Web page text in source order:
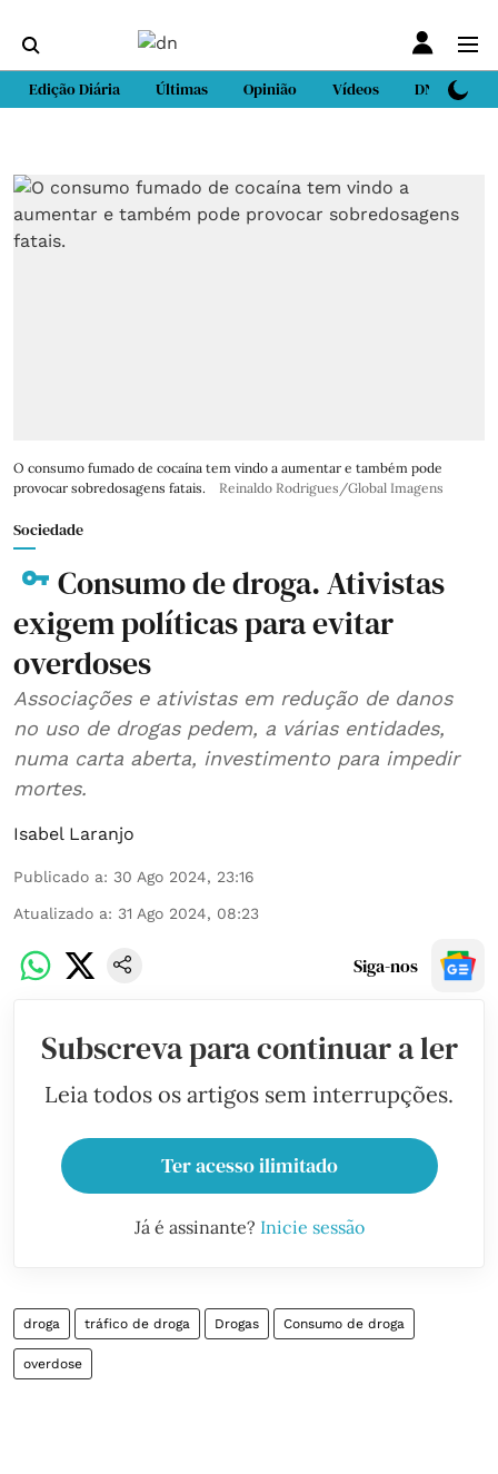
Edição Diária Últimas Opinião Vídeos DN Sport
O consumo fumado de cocaína tem vindo a aumentar e também pode
provocar sobredosagens fatais.
Reinaldo Rodrigues/Global Imagens
Sociedade
Consumo de droga. Ativistas
exigem políticas para evitar
overdoses
Associações e ativistas em redução de danos
no uso de drogas pedem, a várias entidades,
numa carta aberta, investimento para impedir
mortes.
Isabel Laranjo
Publicado a: 30 Ago 2024, 23:16
Atualizado a: 31 Ago 2024, 08:23
Siga-nos
Subscreva para continuar a ler
Leia todos os artigos sem interrupções.
Ter acesso ilimitado
Já é assinante? Inicie sessão
droga tráfico de droga Drogas Consumo de droga
overdose